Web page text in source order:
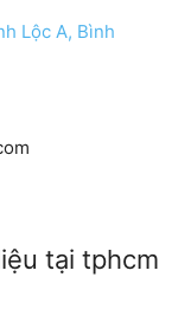
Lộc A, Bình
tại tphcm